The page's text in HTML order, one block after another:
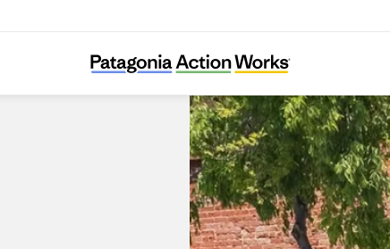
Patagonia Palo Alto